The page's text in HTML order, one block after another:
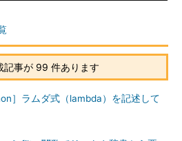
記事が 99 件あります
］ラムダ式（lambda）を記述して